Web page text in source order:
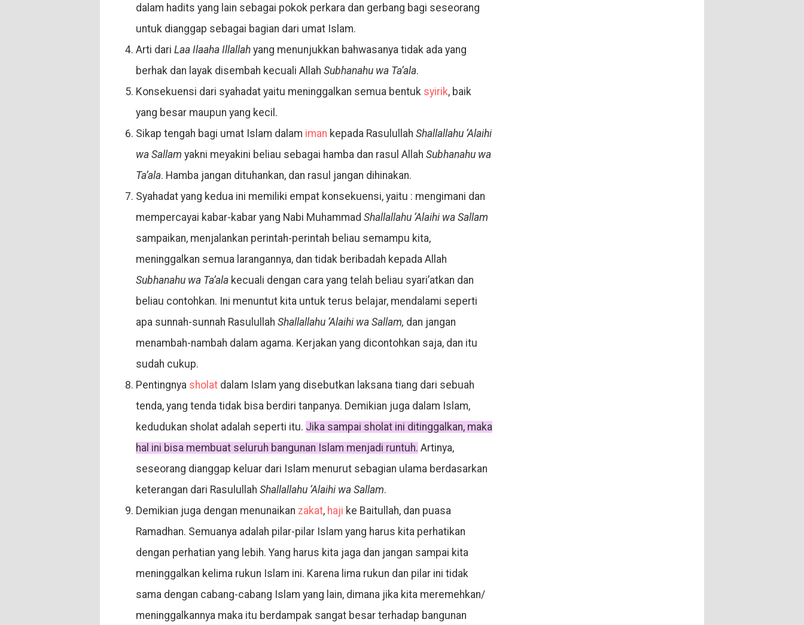
dalam hadits yang lain sebagai pokok perkara dan gerbang bagi seseorang
untuk dianggap sebagai bagian dari umat Islam.
Arti dari Laa Ilaaha Illallahyang menunjukkan bahwasanya tidak ada yang
berhak dan layak disembah kecuali Allah Subhanahu wa Ta’ala.
Konsekuensi dari syahadat yaitu meninggalkan semua bentuk syirik, baik
yang besar maupun yang kecil.
Sikap tengah bagi umat Islam dalam iman kepada Rasulullah Shallallahu ‘Alaihi
wa Sallam yakni meyakini beliau sebagai hamba dan rasul Allah Subhanahu wa
Ta’ala. Hamba jangan dituhankan, dan rasul jangan dihinakan.
Syahadat yang kedua ini memiliki empat konsekuensi, yaitu : mengimani dan
mempercayai kabar-kabar yang Nabi Muhammad Shallallahu ‘Alaihi wa Sallam
sampaikan, menjalankan perintah-perintah beliau semampu kita,
meninggalkan semua larangannya, dan tidak beribadah kepada Allah
Subhanahu wa Ta’alakecuali dengan cara yang telah beliau syari’atkan dan
beliau contohkan. Ini menuntut kita untuk terus belajar, mendalami seperti
apa sunnah-sunnah Rasulullah Shallallahu ‘Alaihi wa Sallam, dan jangan
menambah-nambah dalam agama. Kerjakan yang dicontohkan saja, dan itu
sudah cukup.
Pentingnya sholatdalam Islam yang disebutkan laksana tiang dari sebuah
tenda, yang tenda tidak bisa berdiri tanpanya. Demikian juga dalam Islam,
kedudukan sholat adalah seperti itu. Jika sampai sholat ini ditinggalkan, maka
hal ini bisa membuat seluruh bangunan Islam menjadi runtuh. Artinya,
seseorang dianggap keluar dari Islam menurut sebagian ulama berdasarkan
keterangan dari Rasulullah Shallallahu ‘Alaihi wa Sallam.
Demikian juga dengan menunaikan zakat, haji ke Baitullah, dan puasa
Ramadhan. Semuanya adalah pilar-pilar Islam yang harus kita perhatikan
dengan perhatian yang lebih. Yang harus kita jaga dan jangan sampai kita
meninggalkan kelima rukun Islam ini. Karena lima rukun dan pilar ini tidak
sama dengan cabang-cabang Islam yang lain, dimana jika kita meremehkan/
meninggalkannya maka itu berdampak sangat besar terhadap bangunan